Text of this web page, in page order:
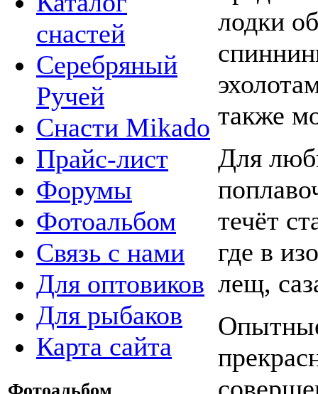
снастей
Серебряный
Ручей
Снасти Mikado
Прайс-лист
Форумы
Фотоальбом
Связь с нами
Для оптовиков
Для рыбаков
Карта сайта
лодки
также
Для
течёт
где в
лещ,